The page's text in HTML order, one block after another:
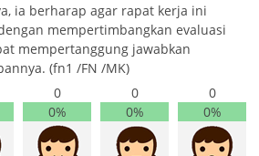
ia berharap agar rapat kerja ini
mempertimbangkan evaluasi
mempertanggung jawabkan
(fn1 /FN /MK)
0
0%
0
0%
0
0%